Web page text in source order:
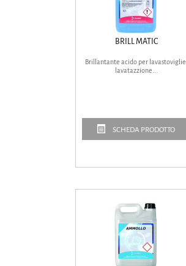
BRILL MATIC
Brillantante acido per lavastoviglie,
lavatazzione...
SCHEDA PRODOTTO